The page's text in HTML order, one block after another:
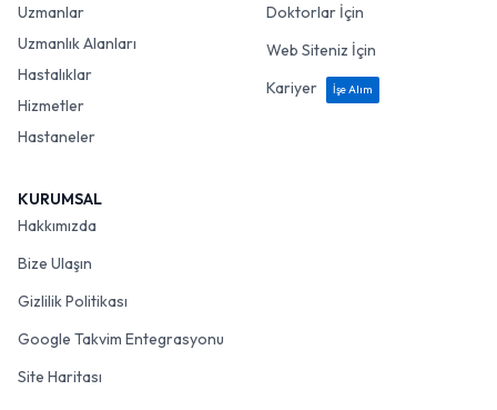
Uzmanlar
Uzmanlık Alanları
Hastalıklar
Hizmetler
Hastaneler
Doktorlar İçin
Web Siteniz İçin
Kariyer
İşe Alım
KURUMSAL
Hakkımızda
Bize Ulaşın
Gizlilik Politikası
Google Takvim Entegrasyonu
Site Haritası